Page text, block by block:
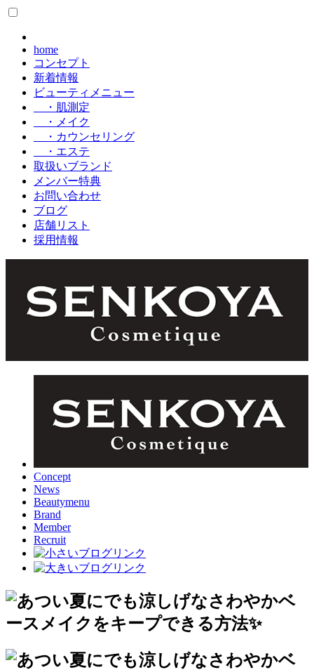
home
コンセプト
新着情報
ビューティメニュー
・肌測定
・メイク
・カウンセリング
・エステ
取扱いブランド
メンバー特典
お問い合わせ
ブログ
店舗リスト
採用情報
Concept
News
Beautymenu
Brand
Member
Recruit